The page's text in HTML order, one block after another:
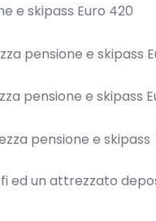
e skipass Euro 420
pensione e skipass
pensione e skipass
pensione e skipass
ed un attrezzato